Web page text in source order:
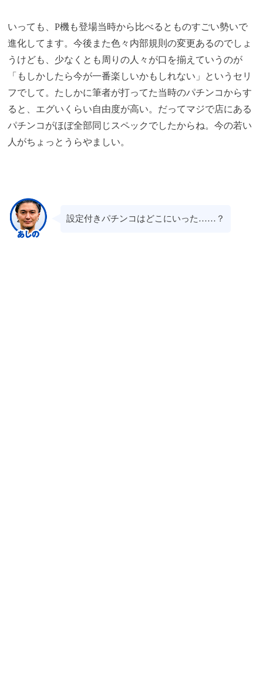
いっても、P機も登場当時から比べるとものすごい勢いで
進化してます。今後また色々内部規則の変更あるのでしょ
うけども、少なくとも周りの人々が口を揃えていうのが
「もしかしたら今が一番楽しいかもしれない」というセリ
フでして。たしかに筆者が打ってた当時のパチンコからす
ると、エグいくらい自由度が高い。だってマジで店にある
パチンコがほぼ全部同じスペックでしたからね。今の若い
人がちょっとうらやましい。
設定付きパチンコはどこにいった……？